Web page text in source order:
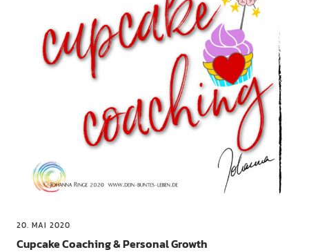
20. MAI 2020
Cupcake Coaching & Personal Growth